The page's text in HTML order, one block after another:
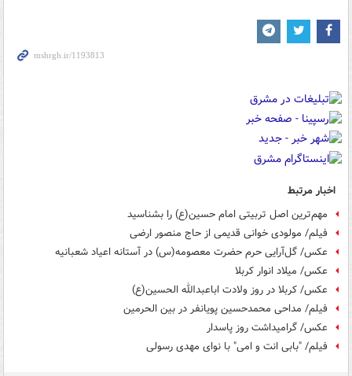
اخبار مرتبط
مهم‌ترین اصل تربیتی امام حسین(ع) را بشناسید
فیلم/ مولودی خوانی قدیمی از حاج منصور ارضی
عکس/ گل‌آرایی حرم حضرت معصومه(س) در آستانه اعیاد شعبانیه
عکس/ میلاد انوار کربلا
عکس/ کربلا در روز ولادت اباعبدالله الحسین(ع)
فیلم/ مداحی محمدحسین پویانفر در بین الحرمین
عکس/ گرامیداشت روز پاسدار
فیلم/ "بابی انت و امی" با نوای مهدی رسولی